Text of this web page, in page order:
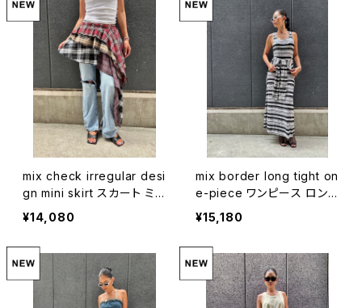
mix check irregular desi
gn mini skirt スカート ミニ
スカート インナー付き チェ
ック イレギュラー ゴムウエ
スト
¥14,080
mix border long tight on
e-piece ワンピース ロング
ワンピ ボーダー ストレッチ
重ね着風 タイトシルエット
¥15,180